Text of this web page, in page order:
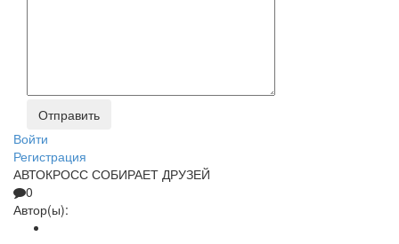
Войти
Регистрация
АВТОКРОСС СОБИРАЕТ ДРУЗЕЙ
0
Автор(ы):